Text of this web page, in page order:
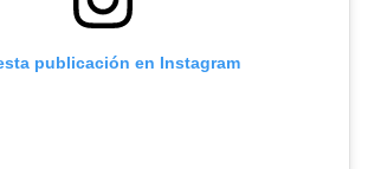
publicación en Instagram